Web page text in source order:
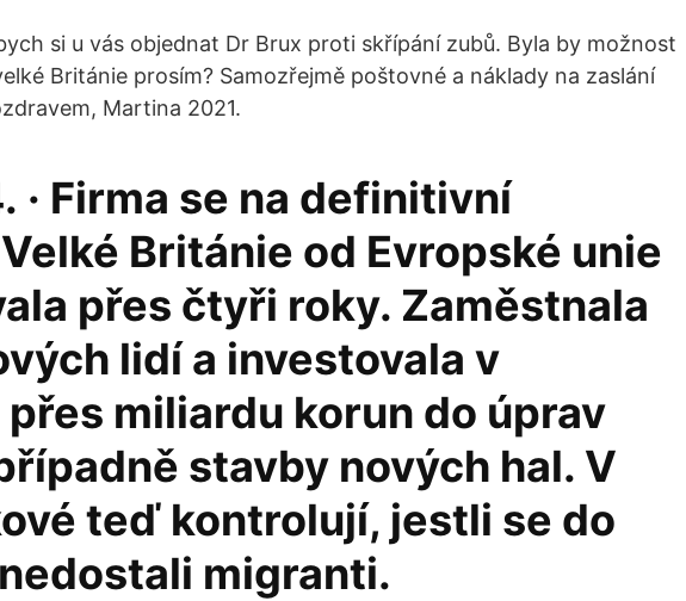
si u vás objednat Dr Brux proti skřípání zubů. Byla by možnost
Británie prosím? Samozřejmě poštovné a náklady na zaslání
Martina 2021.
· Firma se na definitivní
Británie od Evropské unie
přes čtyři roky. Zaměstnala
lidí a investovala v
miliardu korun do úprav
stavby nových hal. V
teď kontrolují, jestli se do
migranti.